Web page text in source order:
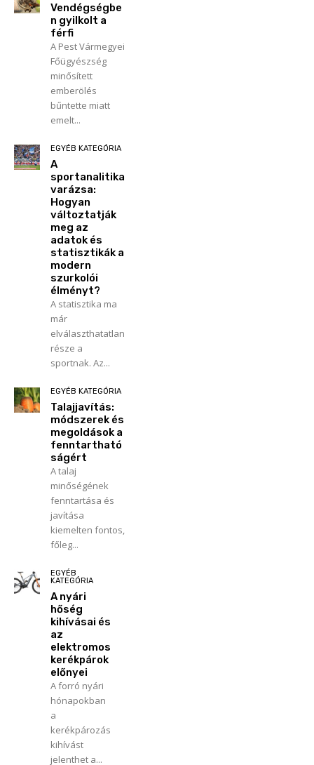
Vendégségbe
n gyilkolt a
férfi
A Pest Vármegyei
Főügyészség
minősített
emberölés
bűntette miatt
emelt...
EGYÉB KATEGÓRIA
A
sportanalitika
varázsa:
Hogyan
változtatják
meg az
adatok és
statisztikák a
modern
szurkolói
élményt?
A statisztika ma
már
elválaszthatatlan
része a
sportnak. Az...
EGYÉB KATEGÓRIA
Talajjavítás:
módszerek és
megoldások a
fenntartható
ságért
A talaj
minőségének
fenntartása és
javítása
kiemelten fontos,
főleg...
EGYÉB
KATEGÓRIA
A nyári
hőség
kihívásai és
az
elektromos
kerékpárok
előnyei
A forró nyári
hónapokban
a
kerékpározás
kihívást
jelenthet a...